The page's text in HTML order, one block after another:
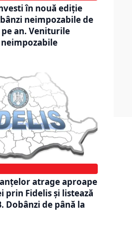
în nouă ediție
neimpozabile de
pe an. Veniturile
atrage aproape
prin Fidelis și listează
Dobânzi de până la